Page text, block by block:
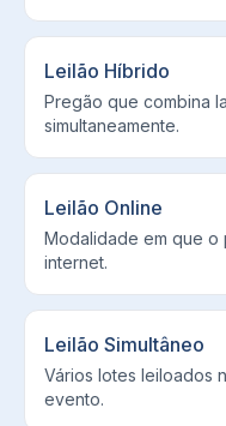
Leilão Híbrido
Pregão que combina
simultaneamente.
Leilão Online
Modalidade em que
internet.
Leilão Simultâneo
Vários lotes leiloados
evento.